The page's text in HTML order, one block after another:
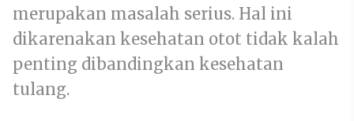
merupakan masalah serius. Hal ini
dikarenakan kesehatan otot tidak kalah
penting dibandingkan kesehatan
tulang.